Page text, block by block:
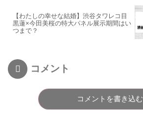
【わたしの幸せな結婚】渋谷タワレコ目
黒蓮×今田美桜の特大パネル展示期間はい
つまで？
コメント
コメントを書き込む